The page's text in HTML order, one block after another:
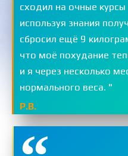
сходил на очные
используя знания
сбросил ещё 9
что моё похудание
и я через несколько
нормального веса. "
Р.В.